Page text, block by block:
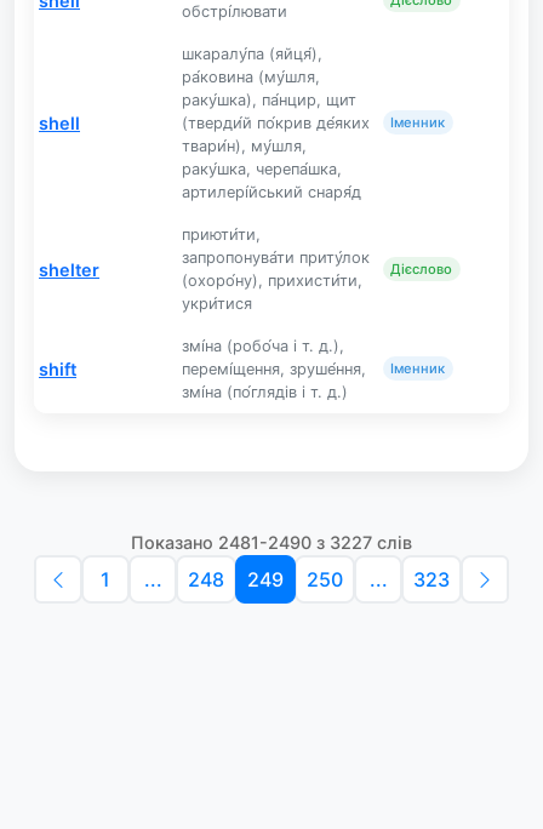
обстрі́лювати
shell
шкаралу́па (яйця́),
ра́ковина (му́шля,
раку́шка), па́нцир, щит
(тверди́й по́крив де́яких
твари́н), му́шля,
раку́шка, черепа́шка,
артилері́йський снаря́д
Іменник
shelter
приюти́ти,
запропонува́ти приту́лок
(охоро́ну), прихисти́ти,
укри́тися
Дієслово
shift
змі́на (робо́ча і т. д.),
перемі́щення, зруше́ння,
змі́на (по́глядів і т. д.)
Іменник
Показано 2481-2490 з 3227 слів
1 ... 248 249 250 ... 323